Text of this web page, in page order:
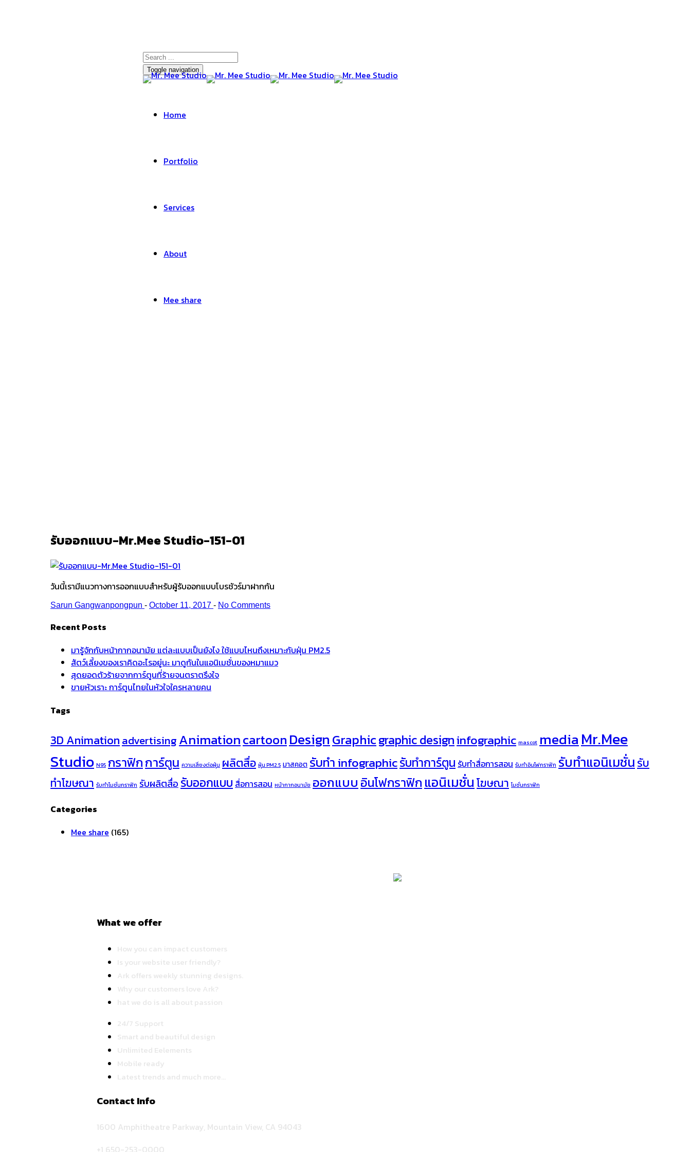
Toggle navigation
Home
Portfolio
Services
About
Mee share
รับออกแบบ-Mr.Mee Studio-151-01
วันนี้เรามีแนวทางการออกแบบสำหรับผู้รับออกแบบโบรชัวร์มาฝากกัน
Sarun Gangwanpongpun - October 11, 2017 - No Comments
Recent Posts
มารู้จักกับหน้ากากอนามัย แต่ละแบบเป็นยังไง ใช้แบบไหนถึงเหมาะกับฝุ่น PM2.5
สัตว์เลี้ยงของเราคิดอะไรอยู่นะ มาดูกันในแอนิเมชั่นของหมาแมว
สุดยอดตัวร้ายจากการ์ตูนที่ร้ายจนตราตรึงใจ
ขายหัวเราะ การ์ตูนไทยในหัวใจใครหลายคน
Tags
3D AnimationadvertisingAnimationcartoonDesignGraphicgraphic designinfographic mascot mediaMr.Mee
Studio N95 กราฟิกการ์ตูน ความเสี่ยงต่อฝุ่น ผลิตสื่อ ฝุ่น PM2.5 มาสคอต รับทำ infographicรับทำการ์ตูน รับทำสื่อการสอน รับทำอินโฟกราฟิก รับทำแอนิเมชั่นรับ
ทำโฆษณา รับทำโมชั่นกราฟิก รับผลิตสื่อ รับออกแบบ สื่อการสอน หน้ากากอนามัย ออกแบบ อินโฟกราฟิก แอนิเมชั่นโฆษณา โมชั่นกราฟิก
Categories
Mee share (165)
What we offer
How you can impact customers
Is your website user friendly?
Ark offers weekly stunning designs.
Why our customers love Ark?
hat we do is all about passion
24/7 Support
Smart and beautiful design
Unlimited Eelements
Mobile ready
Latest trends and much more...
Contact Info
1600 Amphitheatre Parkway, Mountain View, CA 94043
+1 650-253-0000